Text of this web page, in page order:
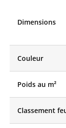
Dimensions
Couleur
Poids au m²
Classement